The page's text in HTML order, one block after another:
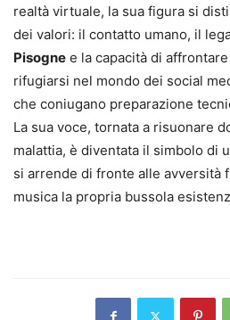
realtà virtuale, la sua figura si
dei valori: il contatto umano, il
Pisogne e la capacità di
rifugiarsi nel mondo dei social
che coniugano preparazione
La sua voce, tornata a risuonare
malattia, è diventata il simbolo di
si arrende di fronte alle avversità
musica la propria bussola